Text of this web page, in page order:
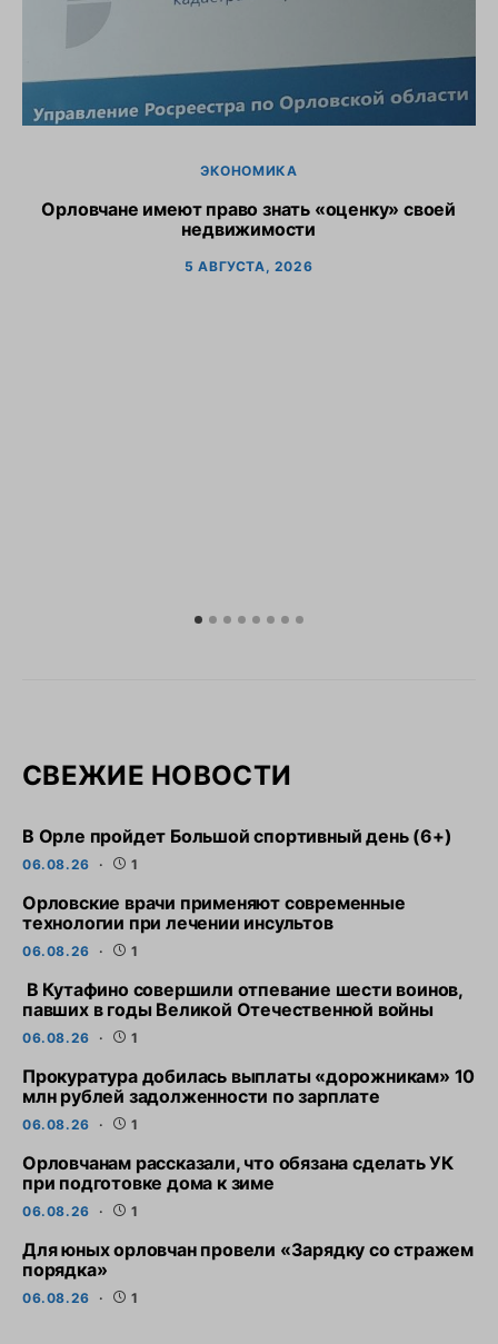
ЭКОНОМИКА
Орловчане имеют право знать «оценку» своей
недвижимости
5 АВГУСТА, 2026
СВЕЖИЕ НОВОСТИ
В Орле пройдет Большой спортивный день (6+)
06.08.26 1
Орловские врачи применяют современные
технологии при лечении инсультов
06.08.26 1
В Кутафино совершили отпевание шести воинов,
павших в годы Великой Отечественной войны
06.08.26 1
Прокуратура добилась выплаты «дорожникам» 10
млн рублей задолженности по зарплате
06.08.26 1
Орловчанам рассказали, что обязана сделать УК
при подготовке дома к зиме
06.08.26 1
Для юных орловчан провели «Зарядку со стражем
порядка»
06.08.26 1